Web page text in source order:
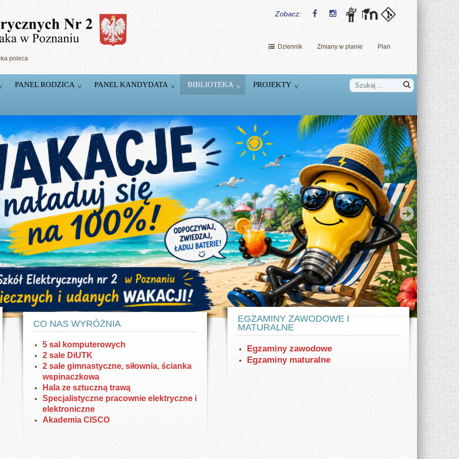
Dziennik Zmiany w planie Plan
poleca
Zobacz:
PANEL RODZICA PANEL KANDYDATA BIBLIOTEKA PROJEKTY
5 Pracowni
komputerowych
Pracownie wyposażone w markowy sprzęt firm
HP oraz DELL. W pracowniach DiUTK drukarki
3D.
Dzień Nowych Technologii
w ZSE
Pokaz samochodów elektrycznych Tesla model
X i S. Zaprezentowano też VW eGolf.
Nowoczesny sprzęt
Dysponujemy nowoczesnym sprzętem w
pracowniach elektrycznych i elektronicznych
CO NAS WYRÓŻNIA
5 sal komputerowych
2 sale DiUTK
2 sale gimnastyczne, siłownia, ścianka
wspinaczkowa
Hala ze sztuczną trawą
Specjalistyczne pracownie elektryczne i
elektroniczne
Akademia CISCO
EGZAMINY ZAWODOWE I
MATURALNE
Egzaminy zawodowe
Egzaminy maturalne